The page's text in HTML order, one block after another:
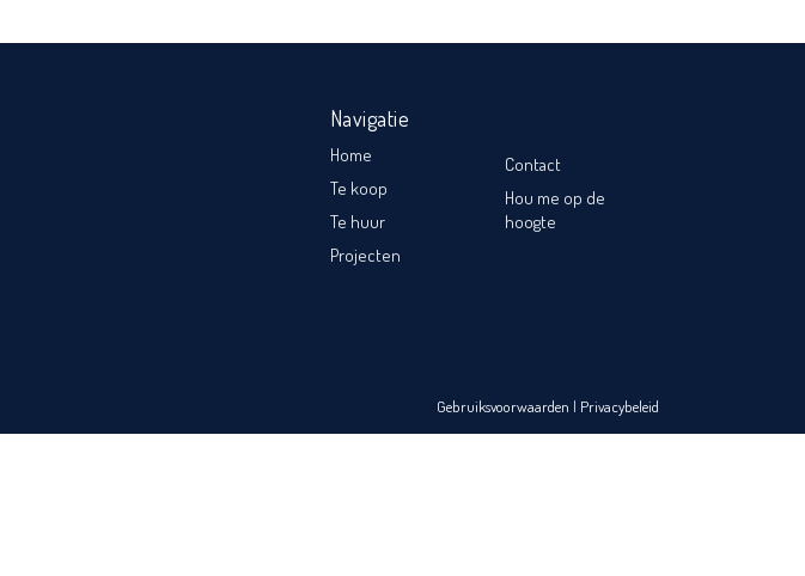
Navigatie
Home
Te koop
Te huur
Projecten
Contact
Hou me op de
hoogte
Gebruiksvoorwaarden | Privacybeleid